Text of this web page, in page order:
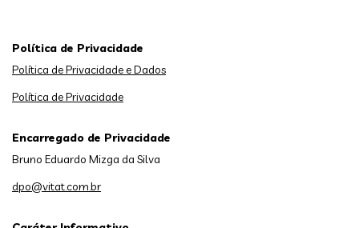
Política de Privacidade
Política de Privacidade e Dados
Política de Privacidade
Encarregado de Privacidade
Bruno Eduardo Mizga da Silva
dpo@vitat.com.br